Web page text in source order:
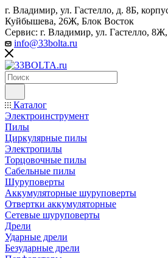
г. Владимир, ул. Гастелло, д. 8Б,
Куйбышева, 26Ж, Блок Восток
Сервис: г. Владимир, ул. Гастелло,
info@33bolta.ru
Каталог
Электроинструмент
Пилы
Циркулярные пилы
Электропилы
Торцовочные пилы
Сабельные пилы
Шуруповерты
Аккумуляторные шуруповерты
Отвертки аккумуляторные
Сетевые шуруповерты
Дрели
Ударные дрели
Безударные дрели